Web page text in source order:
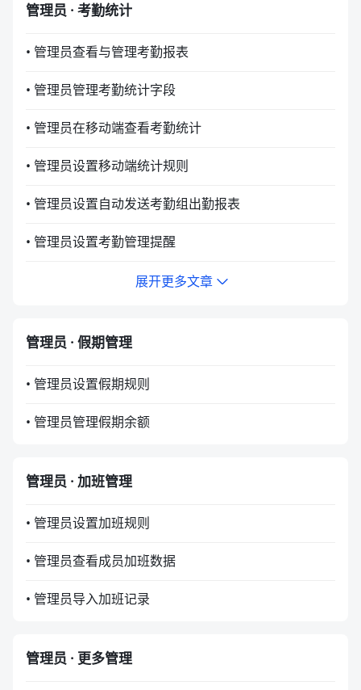
管理员 · 考勤统计
• 管理员查看与管理考勤报表
• 管理员管理考勤统计字段
• 管理员在移动端查看考勤统计
• 管理员设置移动端统计规则
• 管理员设置自动发送考勤组出勤报表
• 管理员设置考勤管理提醒
展开更多文章
管理员 · 假期管理
• 管理员设置假期规则
• 管理员管理假期余额
管理员 · 加班管理
• 管理员设置加班规则
• 管理员查看成员加班数据
• 管理员导入加班记录
管理员 · 更多管理